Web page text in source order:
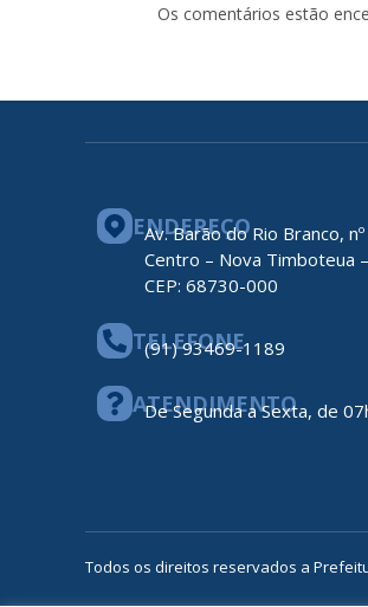
Os comentários estão
ENDEREÇO
Av. Barão do Rio Branco,
Centro – Nova Timboteua
CEP: 68730-000
TELEFONE
(91) 93469-1189
ATENDIMENTO
De Segunda a Sexta, de
Todos os direitos reservados a